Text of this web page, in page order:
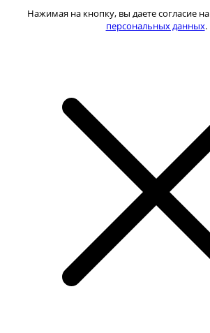
Нажимая на кнопку, вы даете согласие на
персональных данных.